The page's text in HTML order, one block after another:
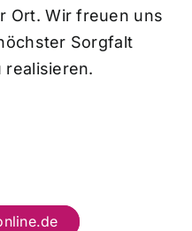
Ort. Wir freuen uns
Sorgfalt
realisieren.